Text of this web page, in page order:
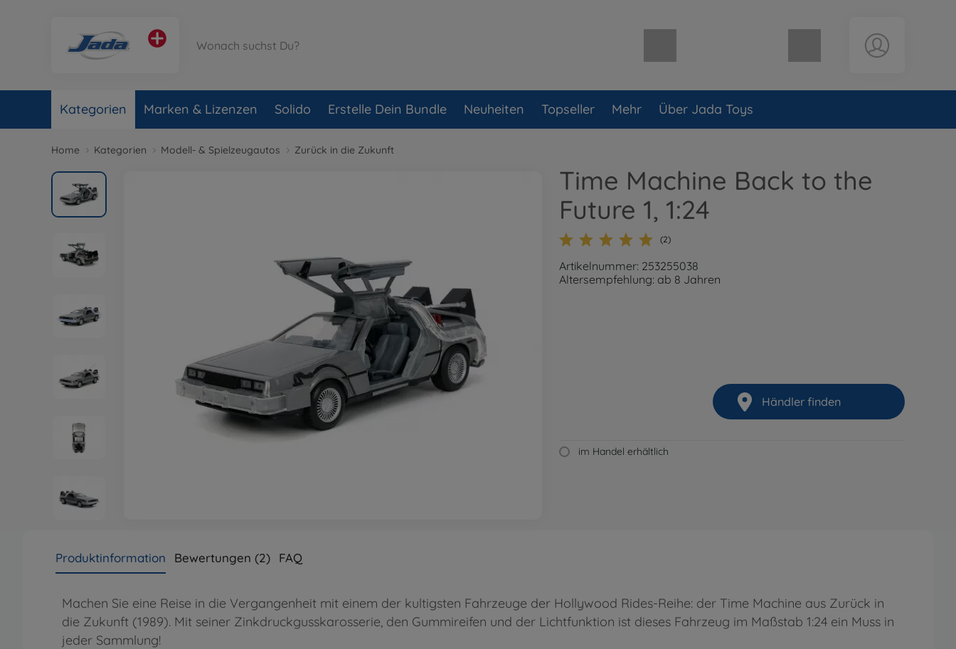
Warenkorb leer
Kategorien Marken & Lizenzen Solido Erstelle Dein Bundle Neuheiten Topseller Mehr Über Jada Toys
Home Kategorien Modell- & Spielzeugautos Zurück in die Zukunft
Time Machine Back to the
Future 1, 1:24
(2)
Artikelnummer: 253255038
Altersempfehlung: ab 8 Jahren
Händler finden
im Handel erhältlich
Produktinformation Bewertungen (2) FAQ
Machen Sie eine Reise in die Vergangenheit mit einem der kultigsten Fahrzeuge der Hollywood Rides-Reihe: der Time Machine aus Zurück in
die Zukunft (1989). Mit seiner Zinkdruckgusskarosserie, den Gummireifen und der Lichtfunktion ist dieses Fahrzeug im Maßstab 1:24 ein Muss in
jeder Sammlung!